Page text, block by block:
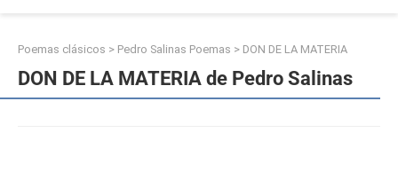
Poemas clásicos > Pedro Salinas Poemas > DON DE LA MATERIA
DON DE LA MATERIA de Pedro Salinas